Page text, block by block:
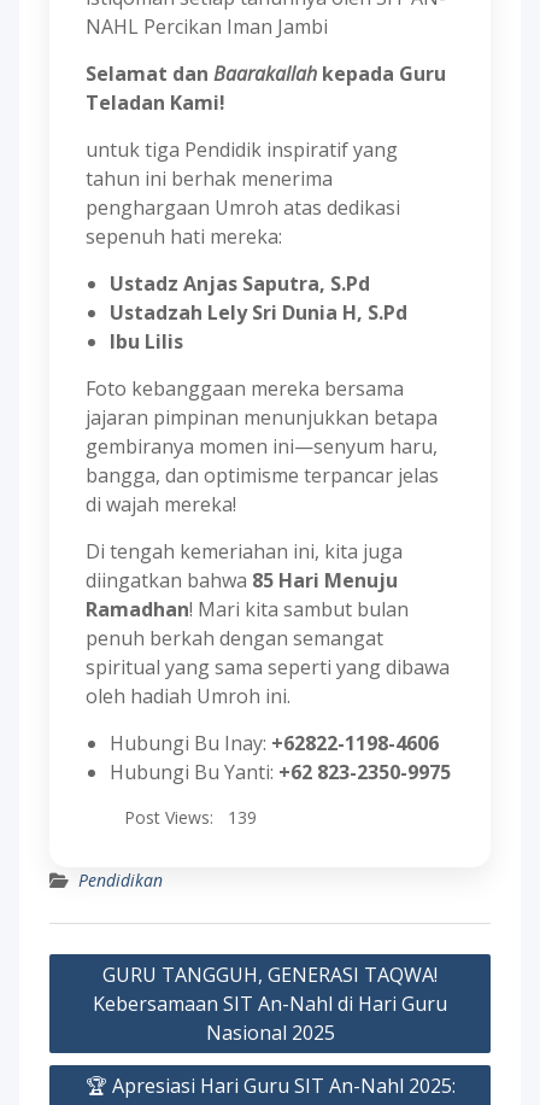
NAHL Percikan Iman Jambi
Selamat dan Baarakallahkepada Guru
Teladan Kami!
untuk tiga Pendidik inspiratif yang
tahun ini berhak menerima
penghargaan Umroh atas dedikasi
sepenuh hati mereka:
Ustadz Anjas Saputra, S.Pd
Ustadzah Lely Sri Dunia H, S.Pd
Ibu Lilis
Foto kebanggaan mereka bersama
jajaran pimpinan menunjukkan betapa
gembiranya momen ini—senyum haru,
bangga, dan optimisme terpancar jelas
di wajah mereka!
Di tengah kemeriahan ini, kita juga
diingatkan bahwa 85 Hari Menuju
Ramadhan! Mari kita sambut bulan
penuh berkah dengan semangat
spiritual yang sama seperti yang dibawa
oleh hadiah Umroh ini.
Hubungi Bu Inay: +62822-1198-4606
Hubungi Bu Yanti: +62 823-2350-9975
Post Views: 139
Pendidikan
Post
navigation
GURU TANGGUH, GENERASI TAQWA!
Kebersamaan SIT An-Nahl di Hari Guru
Nasional 2025
🏆 Apresiasi Hari Guru SIT An-Nahl 2025: